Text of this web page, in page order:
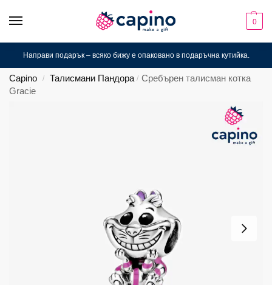
0
Направи подарък – всяко бижу е опаковано в подаръчна кутийка.
Capino / Талисмани Пандора / Сребърен талисман котка
Gracie